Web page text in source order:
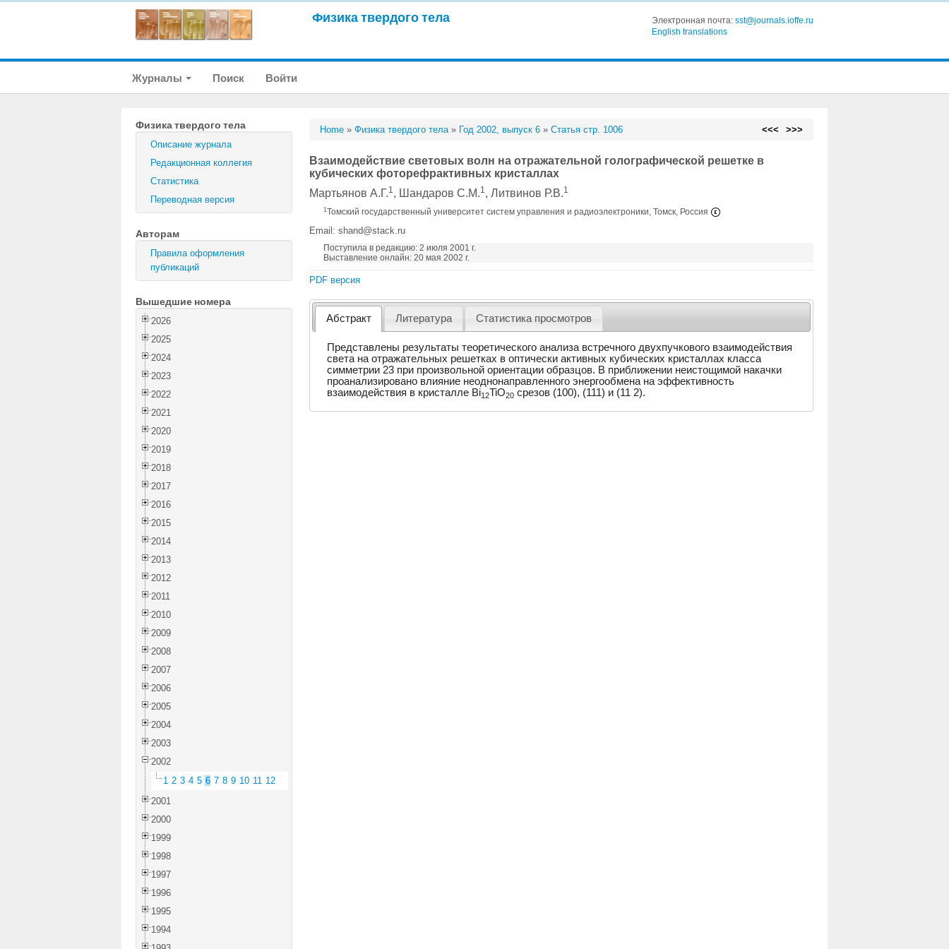
Физика твердого тела Электронная почта: sst@journals.ioffe.ru
English translations
Журналы Поиск Войти
Физика твердого тела
Описание журнала
Редакционная коллегия
Статистика
Переводная версия
Авторам
Правила оформления
публикаций
Вышедшие номера
2026
2025
2024
2023
2022
2021
2020
2019
2018
2017
2016
2015
2014
2013
2012
2011
2010
2009
2008
2007
2006
2005
2004
2003
2002
1 2 3 4 5 6 7 8 9 10 11 12
2001
2000
1999
1998
1997
1996
1995
1994
Home »Физика твердого тела» Год 2002, выпуск 6 »Статья стр. 1006 <<< >>>
Взаимодействие световых волн на отражательной голографической решетке в
кубических фоторефрактивных кристаллах
Мартьянов А.Г.1, Шандаров С.М.1, Литвинов Р.В.1
1Томский государственный университет систем управления и радиоэлектроники, Томск, Россия
Email: shand@stack.ru
Поступила в редакцию: 2 июля 2001 г.
Выставление онлайн: 20 мая 2002 г.
PDF версия
Абстракт Литература Статистика просмотров
Представлены результаты теоретического анализа встречного двухпучкового взаимодействия
света на отражательных решетках в оптически активных кубических кристаллах класса
симметрии 23 при произвольной ориентации образцов. В приближении неистощимой накачки
проанализировано влияние неоднонаправленного энергообмена на эффективность
взаимодействия в кристалле Bi12TiO20срезов (100), (111) и (11 2).